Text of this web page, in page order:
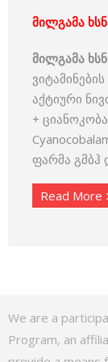
მილგამა
მილგამა
აქტიური
+
ფარმა გმბჰ
Read More
We are a
Program, an